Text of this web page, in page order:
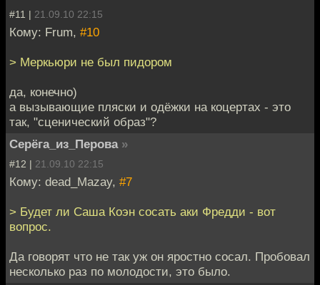
#11 | 21.09.10 22:15
Кому: Frum, #10
> Меркьюри не был пидором
да, конечно)
а вызывающие пляски и одёжки на коцертах - это
так, "сценический образ"?
Серёга_из_Перова »
#12 | 21.09.10 22:15
Кому: dead_Mazay, #7
> Будет ли Саша Коэн сосать аки Фредди - вот
вопрос.
Да говорят что не так уж он яростно сосал. Пробовал
несколько раз по молодости, это было.